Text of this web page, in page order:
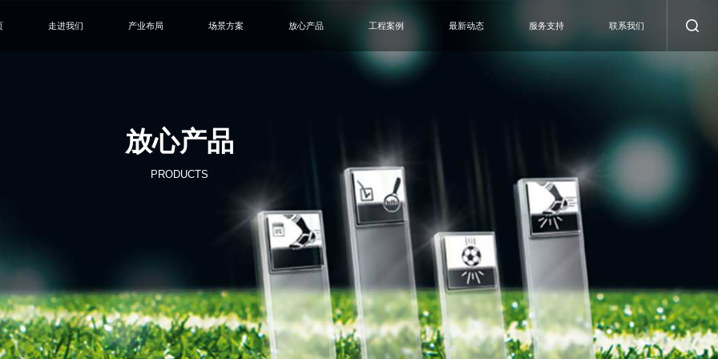
走进我们 产业布局 场景方案 放心产品 工程案例 最新动态 服务支持 联系我们
放心产品
PRODUCTS